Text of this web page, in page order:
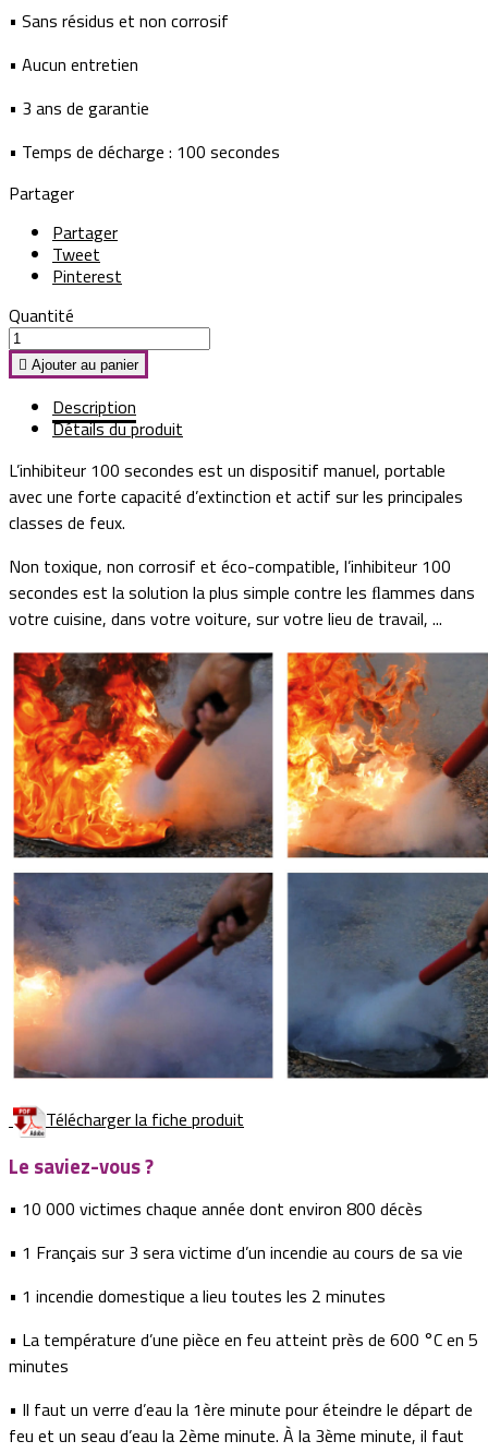
• Sans résidus et non corrosif
• Aucun entretien
• 3 ans de garantie
• Temps de décharge : 100 secondes
Partager
Partager
Tweet
Pinterest
Quantité
 Ajouter au panier
Description
Détails du produit
L’inhibiteur 100 secondes est un dispositif manuel, portable
avec une forte capacité d’extinction et actif sur les principales
classes de feux.
Non toxique, non corrosif et éco-compatible, l’inhibiteur 100
secondes est la solution la plus simple contre les ﬂammes dans
votre cuisine, dans votre voiture, sur votre lieu de travail, ...
Télécharger la fiche produit
Le saviez-vous ?
• 10 000 victimes chaque année dont environ 800 décès
• 1 Français sur 3 sera victime d’un incendie au cours de sa vie
• 1 incendie domestique a lieu toutes les 2 minutes
• La température d’une pièce en feu atteint près de 600 °C en 5
minutes
• Il faut un verre d’eau la 1ère minute pour éteindre le départ de
feu et un seau d’eau la 2ème minute. À la 3ème minute, il faut